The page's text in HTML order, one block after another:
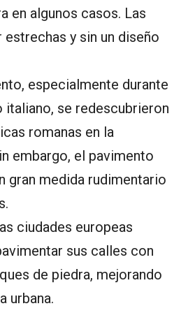
en algunos casos. Las
y sin un diseño
especialmente durante
italiano, se redescubrieron
romanas en la
embargo, el pavimento
gran medida rudimentario
ciudades europeas
sus calles con
de piedra, mejorando
urbana.